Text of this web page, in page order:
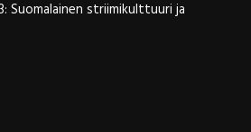
Suomalainen striimikulttuuri ja